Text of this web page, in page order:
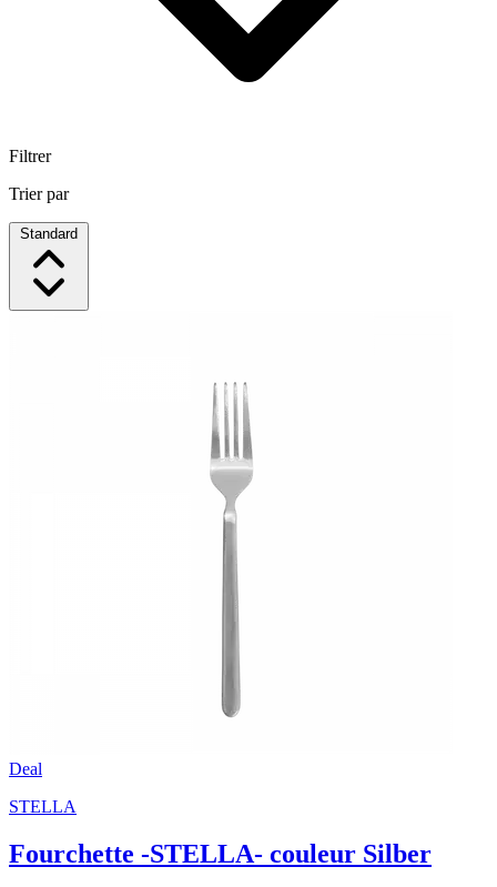
Filtrer
Trier par
Standard
Deal
STELLA
Fourchette -STELLA- couleur Silber